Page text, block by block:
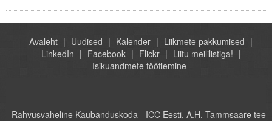
Avaleht Uudised Kalender
Liikmete pakkumised
LinkedIn
Facebook Flickr
Liitu meililistiga!
Isikuandmete töötlemine
Rahvusvaheline Kaubanduskoda - ICC Eesti, A.H. Tammsaare tee